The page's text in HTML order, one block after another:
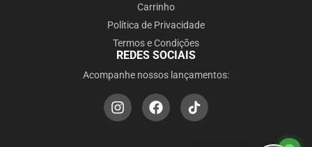
Carrinho
Política de Privacidade
Termos e Condições
REDES SOCIAIS
Acompanhe nossos lançamentos: